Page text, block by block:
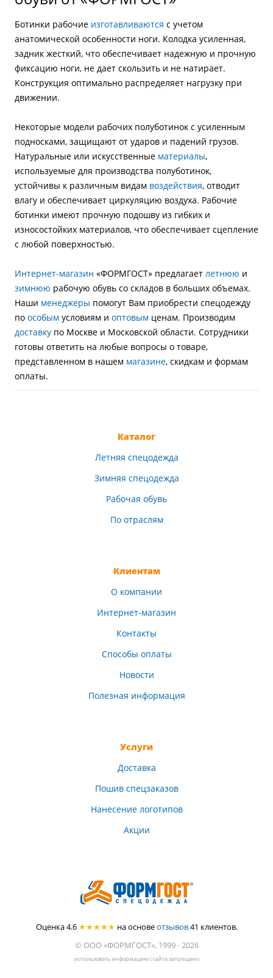
Ботинки рабочие изготавливаются с учетом
анатомической особенности ноги. Колодка усиленная,
задник жесткий, что обеспечивает надежную и прочную
фиксацию ноги, не дает скользить и не натирает.
Конструкция оптимально распределяет нагрузку при
движении.
Некоторые модели рабочих полуботинок с усиленным
подносками, защищают от ударов и падений грузов.
Натуральные или искусственные материалы,
используемые для производства полуботинок,
устойчивы к различным видам воздействия, отводит
влагу и обеспечивает циркуляцию воздуха. Рабочие
ботинки имеют прочную подошву из гибких и
износостойких материалов, что обеспечивает сцепление
с любой поверхностью.
Интернет-магазин «ФОРМГОСТ» предлагает летнюю и
зимнюю рабочую обувь со складов в больших объемах.
Наши менеджеры помогут Вам приобрести спецодежду
по особым условиям и оптовым ценам. Производим
доставку по Москве и Московской области. Сотрудники
готовы ответить на любые вопросы о товаре,
представленном в нашем магазине, скидкам и формам
оплаты.
Оценка 4.6 ★★★★★ на основеотзывов41 клиентов.
© ООО «ФОРМГОСТ», 1999 - 2026
использовать информацию с сайта запрещено
Каталог
Летняя спецодежда
Зимняя спецодежда
Рабочая обувь
По отраслям
Клиентам
О компании
Интернет-магазин
Контакты
Способы оплаты
Новости
Полезная информация
Услуги
Доставка
Пошив спецзаказов
Нанесение логотипов
Акции